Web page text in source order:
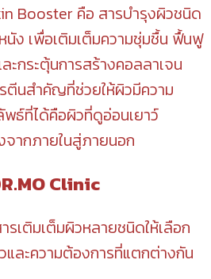
Booster คือ สารบำรุงผิวชนิด
ง เพื่อเติมเต็มความชุ่มชื้น ฟื้นฟู
ะกระตุ้นการสร้างคอลลาเจน
ตีนสำคัญที่ช่วยให้ผิวมีความ
ธ์ที่ได้คือผิวที่ดูอ่อนเยาว์
ากภายในสู่ภายนอก
Clinic
รเติมเต็มผิวหลายชนิดให้เลือก
ละความต้องการที่แตกต่างกัน